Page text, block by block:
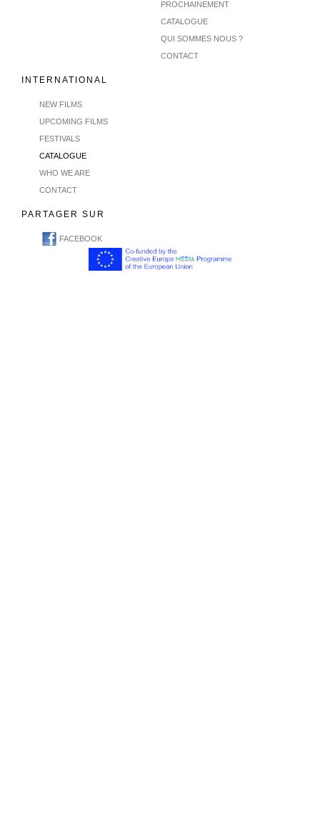
PROCHAINEMENT
CATALOGUE
QUI SOMMES NOUS ?
CONTACT
INTERNATIONAL
NEW FILMS
UPCOMING FILMS
FESTIVALS
CATALOGUE
WHO WE ARE
CONTACT
PARTAGER SUR
FACEBOOK